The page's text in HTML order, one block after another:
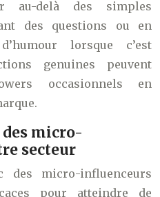
au-delà des simples
des questions ou en
lorsque c’est
genuines peuvent
occasionnels en
micro-
secteur
des micro-influenceurs
pour atteindre de